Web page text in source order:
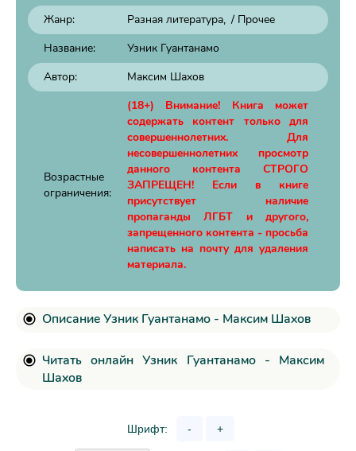
Жанр: Разная литература / Прочее
Название:
Узник Гуантанамо
Автор:
Максим Шахов
Возрастные
ограничения:
(18+) Внимание! Книга может
содержать контент только для
совершеннолетних. Для
несовершеннолетних просмотр
данного контента СТРОГО
ЗАПРЕЩЕН! Если в книге
присутствует наличие
пропаганды ЛГБТ и другого,
запрещенного контента - просьба
написать на почту для удаления
материала.
Описание Узник Гуантанамо - Максим Шахов
Читать онлайн Узник Гуантанамо - Максим
Шахов
Шрифт: - +